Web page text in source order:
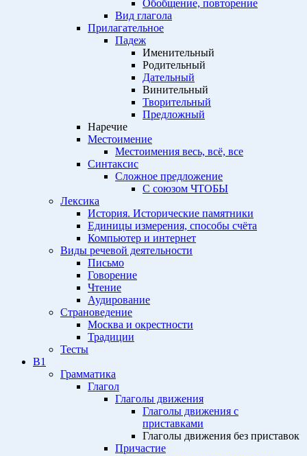
Обобщение, повторение
Вид глагола
Прилагательное
Падеж
Именительный
Родительный
Дательный
Винительный
Творительный
Предложный
Наречие
Местоимение
Местоимения весь, всё, все
Синтаксис
Сложное предложение
С союзом ЧТОБЫ
Лексика
История. Исторические памятники
Единицы измерения, способы счёта
Компьютер и интернет
Виды речевой деятельности
Письмо
Говорение
Чтение
Аудирование
Страноведение
Москва и окрестности
Традиции
Тесты
B1
Грамматика
Глагол
Глаголы движения
Глаголы движения с
приставками
Глаголы движения без приставок
Причастие